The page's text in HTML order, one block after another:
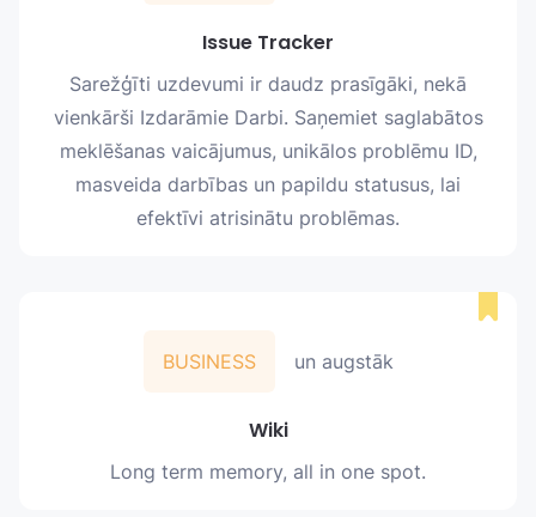
Issue Tracker
Sarežģīti uzdevumi ir daudz prasīgāki, nekā
vienkārši Izdarāmie Darbi. Saņemiet saglabātos
meklēšanas vaicājumus, unikālos problēmu ID,
masveida darbības un papildu statusus, lai
efektīvi atrisinātu problēmas.
BUSINESS un augstāk
Wiki
Long term memory, all in one spot.